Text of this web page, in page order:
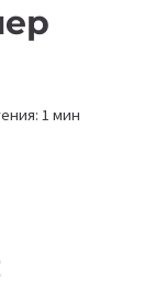
1 мин